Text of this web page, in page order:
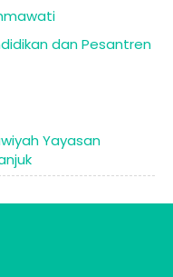
dan Pesantren
Yayasan